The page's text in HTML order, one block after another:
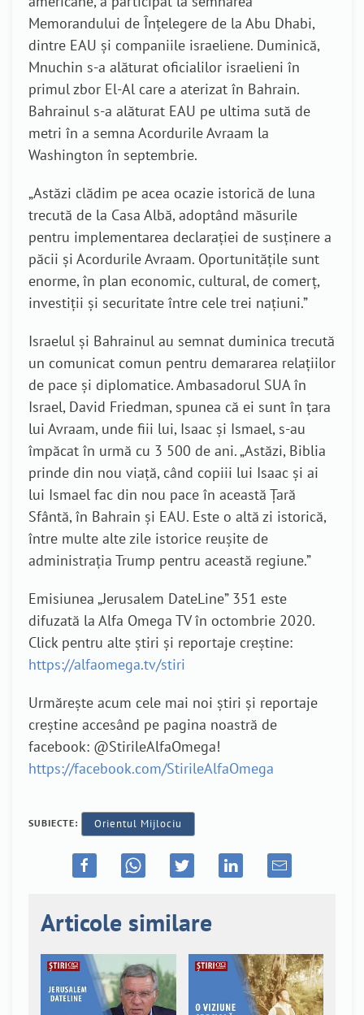
Memorandului de Înțelegere de la Abu Dhabi,
dintre EAU și companiile israeliene. Duminică,
Mnuchin s-a alăturat oficialilor israelieni în
primul zbor El-Al care a aterizat în Bahrain.
Bahrainul s-a alăturat EAU pe ultima sută de
metri în a semna Acordurile Avraam la
Washington în septembrie.
„Astăzi clădim pe acea ocazie istorică de luna
trecută de la Casa Albă, adoptând măsurile
pentru implementarea declarației de susținere a
păcii și Acordurile Avraam. Oportunitățile sunt
enorme, în plan economic, cultural, de comerț,
investiții și securitate între cele trei națiuni.”
Israelul și Bahrainul au semnat duminica trecută
un comunicat comun pentru demararea relațiilor
de pace și diplomatice. Ambasadorul SUA în
Israel, David Friedman, spunea că ei sunt în țara
lui Avraam, unde fiii lui, Isaac și Ismael, s-au
împăcat în urmă cu 3 500 de ani. „Astăzi, Biblia
prinde din nou viață, când copiii lui Isaac și ai
lui Ismael fac din nou pace în această Țară
Sfântă, în Bahrain și EAU. Este o altă zi istorică,
între multe alte zile istorice reușite de
administrația Trump pentru această regiune.”
Emisiunea „Jerusalem DateLine” 351 este
difuzată la Alfa Omega TV în octombrie 2020.
Click pentru alte știri și reportaje creștine:
https://alfaomega.tv/stiri
Urmărește acum cele mai noi știri și reportaje
creștine accesând pe pagina noastră de
facebook: @StirileAlfaOmega!
https://facebook.com/StirileAlfaOmega
SUBIECTE: Orientul Mijlociu
Articole similare